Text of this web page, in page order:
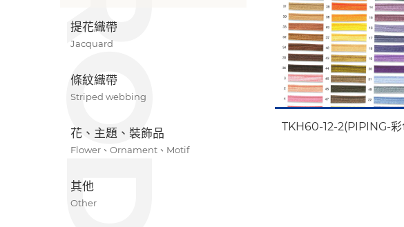
提花織帶
Jacquard
條紋織帶
Striped webbing
花、主題、裝飾品
Flower、Ornament、Motif
其他
Other
TKH60-12-2(PIPING-彩